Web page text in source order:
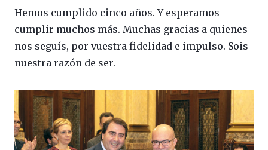
Hemos cumplido cinco años. Y esperamos
cumplir muchos más. Muchas gracias a quienes
nos seguís, por vuestra fidelidad e impulso. Sois
nuestra razón de ser.